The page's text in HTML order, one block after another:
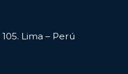
Lima – Perú